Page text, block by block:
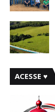
ACESSE ♥